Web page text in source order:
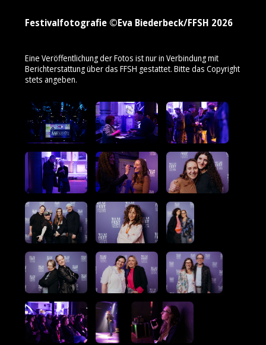
Festivalfotografie ©Eva Biederbeck/FFSH 2026
Eine Veröffentlichung der Fotos ist nur in Verbindung mit
Berichterstattung über das FFSH gestattet. Bitte das Copyright
stets angeben.